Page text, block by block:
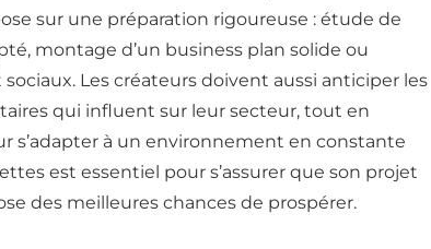
sur une préparation rigoureuse : étude de
montage d’un business plan solide ou
Les créateurs doivent aussi anticiper les
qui influent sur leur secteur, tout en
s’adapter à un environnement en constante
est essentiel pour s’assurer que son projet
des meilleures chances de prospérer.